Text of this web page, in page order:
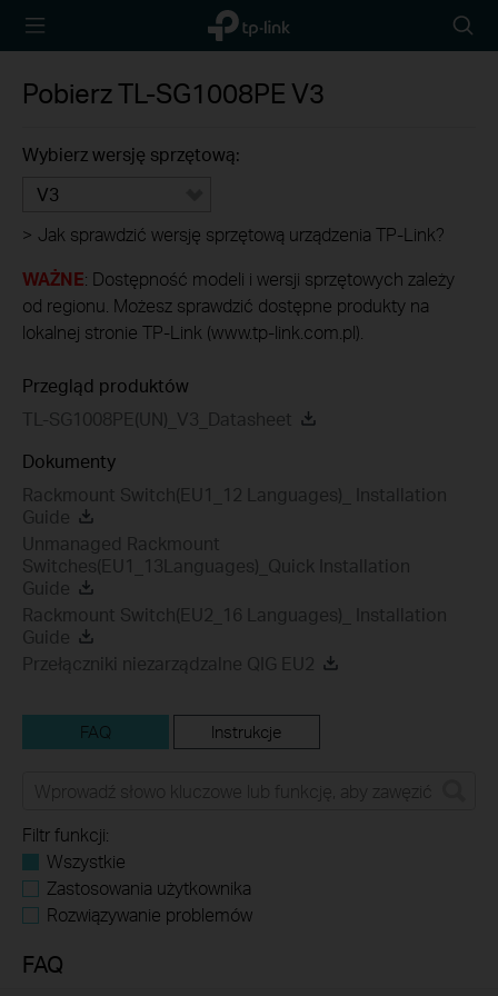
TP-Link,
Reliably
PobierzTL-SG1008PE V3
Wybierz wersję sprzętową:
V3
> Jak sprawdzić wersję sprzętową urządzenia TP-Link?
WAŻNE: Dostępność modeli i wersji sprzętowych zależy
od regionu. Możesz sprawdzić dostępne produkty na
lokalnej stronie TP-Link (www.tp-link.com.pl).
Przegląd produktów
TL-SG1008PE(UN)_V3_Datasheet
Dokumenty
Rackmount Switch(EU1_12 Languages)_ Installation
Guide
Unmanaged Rackmount
Switches(EU1_13Languages)_Quick Installation
Guide
Rackmount Switch(EU2_16 Languages)_ Installation
Guide
Przełączniki niezarządzalne QIG EU2
FAQ Instrukcje
Filtr funkcji:
Wszystkie
Zastosowania użytkownika
Rozwiązywanie problemów
FAQ